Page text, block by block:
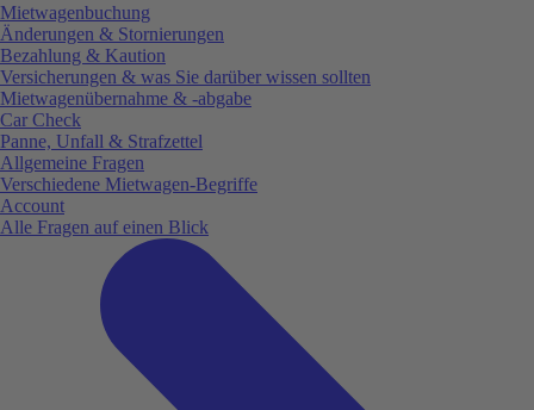
Mietwagenbuchung
Änderungen & Stornierungen
Bezahlung & Kaution
Versicherungen & was Sie darüber wissen sollten
Mietwagenübernahme & -abgabe
Car Check
Panne, Unfall & Strafzettel
Allgemeine Fragen
Verschiedene Mietwagen-Begriffe
Account
Alle Fragen auf einen Blick